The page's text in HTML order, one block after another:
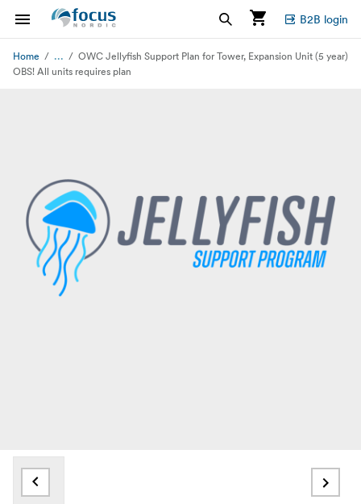
B2B login
Home ...
OWC Jellyfish Support Plan for Tower, Expansion Unit (5 year)
OBS! All units requires plan